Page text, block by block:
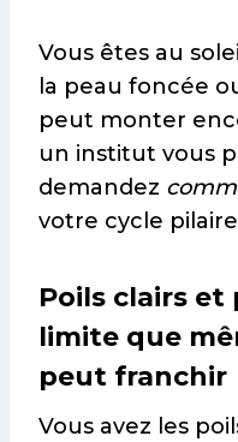
Vous êtes au
la peau foncée
peut monter
un institut vous
demandez
votre cycle
Poils clairs et
limite que
peut franchir
Vous avez les